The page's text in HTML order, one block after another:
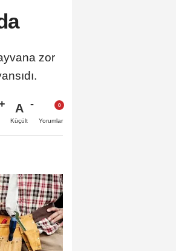
zor
A
Küçült Yorumlar